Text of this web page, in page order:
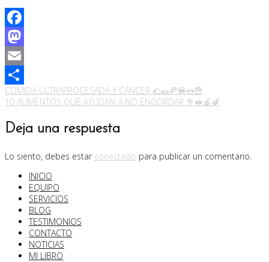
Facebook
Mastodon
Email
Compartir
Navegación
de
entradas
COMIDA ULTRAPROCESADA Y CÁNCER 🌮🌯🍕🍔🌭🍟
10 ALIMENTOS QUE AYUDAN A NO ENGORDAR 🥦🥪🍎🍆
Deja una respuesta
Lo siento, debes estar conectado para publicar un comentario.
INICIO
EQUIPO
SERVICIOS
BLOG
TESTIMONIOS
CONTACTO
NOTICIAS
MI LIBRO